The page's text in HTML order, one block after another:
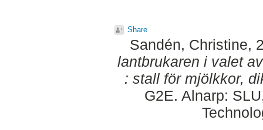
Share
Sandén, Christine,
lantbrukaren i valet
: stall för mjölkkor,
G2E. Alnarp: